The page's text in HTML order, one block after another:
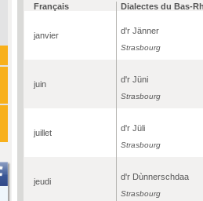
Français Dialectes du Bas-
janvier d'r Jänner
Strasbourg
juin d'r Jüni
Strasbourg
juillet d'r Jüli
Strasbourg
jeudi d'r Dùnnerschdaa
Strasbourg